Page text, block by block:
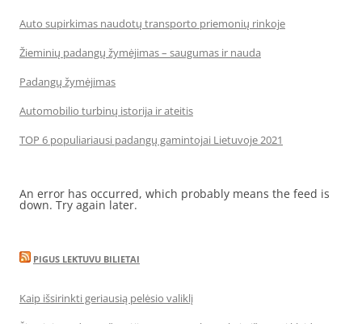
Auto supirkimas naudotų transporto priemonių rinkoje
Žieminių padangų žymėjimas – saugumas ir nauda
Padangų žymėjimas
Automobilio turbinų istorija ir ateitis
TOP 6 populiariausi padangų gamintojai Lietuvoje 2021
An error has occurred, which probably means the feed is
down. Try again later.
PIGUS LEKTUVU BILIETAI
Kaip išsirinkti geriausią pelėsio valiklį